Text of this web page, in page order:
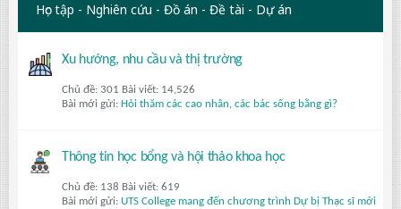
Học tập - Nghiên cứu - Đồ án - Đề tài - Dự án
Xu hướng, nhu cầu và thị trường
Chủ đề: 301 Bài viết: 14,526
Bài mới gửi: Hỏi thăm các cao nhân, các bác sống bằng gì?
Thông tin học bổng và hội thảo khoa học
Chủ đề: 138 Bài viết: 619
Bài mới gửi: UTS College mang đến chương trình Dự bị Thạc sĩ mới